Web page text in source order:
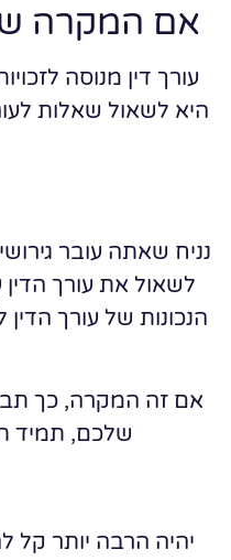
אם המקרה
עורך דין מנוסה
היא לשאול שאלות
נניח שאתה עובר
לשאול את עורך
הנכונות של עורך
אם זה המקרה, כך
שלכם, תמיד
יהיה הרבה יותר קל